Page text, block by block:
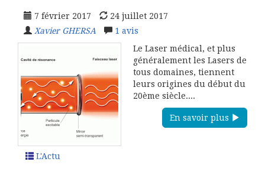
7 février 2017
24 juillet 2017
Xavier GHERSA
1 avis
Le Laser médical, et plus
généralement les Lasers de
tous domaines, tiennent
leurs origines du début du
20ème siècle....
En savoir plus
L'Actu